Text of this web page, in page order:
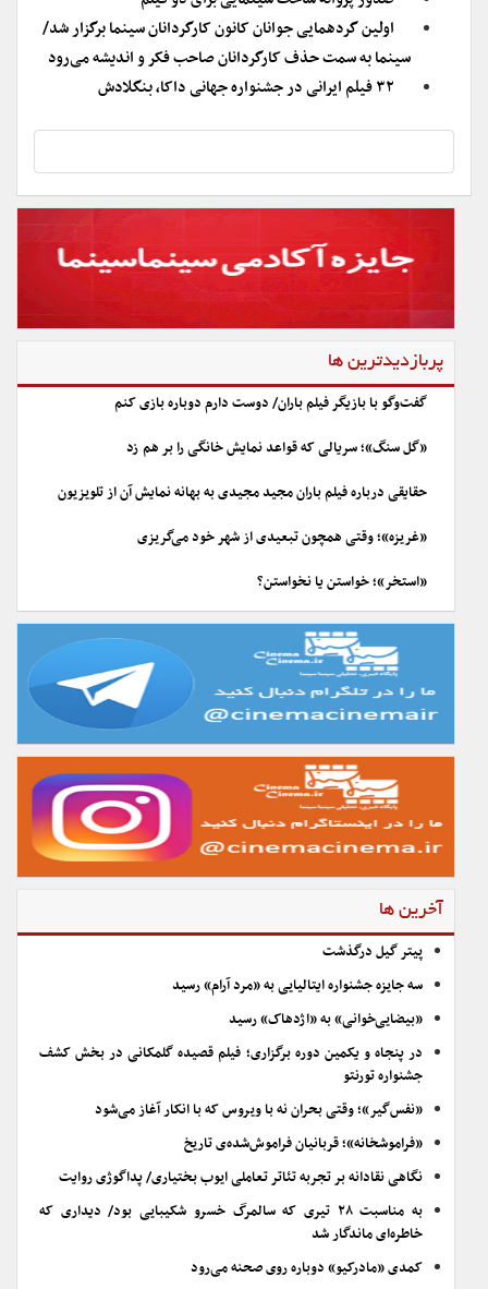
اولین گردهمایی جوانان کانون کارگردانان سینما برگزار شد/
سینما به سمت حذف کارگردانان صاحب فکر و اندیشه می‌رود
۳۲ فیلم ایرانی در جشنواره جهانی داکا، بنگلادش
پربازدیدترین ها
گفت‌وگو با بازیگر فیلم باران/ دوست دارم دوباره بازی کنم
«گل سنگ»؛ سریالی که قواعد نمایش خانگی را بر هم زد
حقایقی درباره فیلم باران مجید مجیدی به بهانه نمایش آن از تلویزیون
«غریزه»؛ وقتی همچون تبعیدی از شهر خود می‌گریزی
«استخر»؛ خواستن یا نخواستن؟
آخرین ها
پیتر گیل درگذشت
سه جایزه جشنواره ایتالیایی به «مرد آرام» رسید
«بیضایی‌خوانی» به «اژدهاک» رسید
در پنجاه و یکمین دوره برگزاری؛ فیلم قصیده گلمکانی در بخش کشف
جشنواره تورنتو
«نفس‌گیر»؛ وقتی بحران نه با ویروس که با انکار آغاز می‌شود
«فراموشخانه»؛ قربانیان فراموش‌شده‌ی تاریخ
نگاهی نقادانه بر تجربه تئاتر تعاملی ایوب بختیاری/ پداگوژی روایت
به مناسبت ۲۸ تیری که سالمرگ خسرو شکیبایی بود/ دیداری که
خاطره‌ای ماندگار شد
کمدی «مادرکیو» دوباره روی صحنه می‌رود